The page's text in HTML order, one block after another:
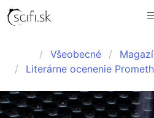
Všeobecné
Literárne ocenenie